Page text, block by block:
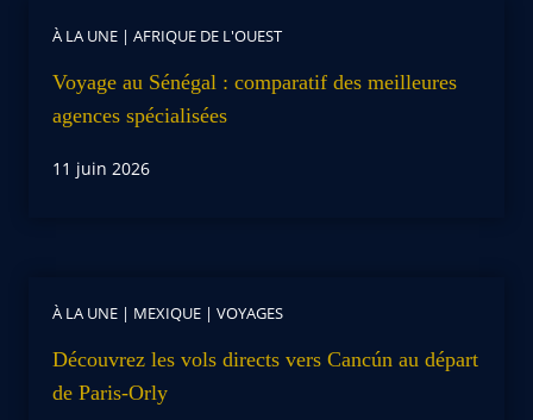
À LA UNE | AFRIQUE DE L'OUEST
Voyage au Sénégal : comparatif des meilleures
agences spécialisées
11 juin 2026
À LA UNE | MEXIQUE | VOYAGES
Découvrez les vols directs vers Cancún au départ
de Paris-Orly